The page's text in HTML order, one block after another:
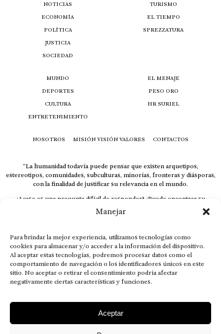
Manejar
Para brindar la mejor experiencia, utilizamos tecnologías como
cookies para almacenar y/o acceder a la información del dispositivo.
Al aceptar estas tecnologías, podremos procesar datos como el
comportamiento de navegación o los identificadores únicos en este
sitio. No aceptar o retirar el consentimiento podría afectar
negativamente ciertas características y funciones.
Aceptar
NOTICIAS
ECONOMÍA
POLÍTICA
JUSTICIA
SOCIEDAD
TURISMO
EL TIEMPO
SPREZZATURA
MUNDO
DEPORTES
CULTURA
ENTRETENIMIENTO
EL MENAJE
PESO ORO
HR SURIEL
NOSOTROS MISIÓN VISIÓN VALORES CONTACTOS
“La humanidad todavía puede pensar que existen arquetipos,
estereotipos, comunidades, subculturas, minorías, fronteras y diásporas,
con la finalidad de justificar su relevancia en el mundo.
¿Acaso es una pregunta difícil de responder? ¿Puede encontrar su
respuesta al instante, otorgando al receptor cuestionado espacio y
velocidad suficiente para responder correctamente? De no ser así, el que
El concepto de familia no está limitado exclusivamente a la sangre; seres
que surgen en nuestro diario vivir suelen pesar más que los
emparentados. Más bien, el apego de estas dos versiones de seres
queridos mueve ideales provenientes de sus vivencias.
This is for nuestra gente.” – HRSuriel